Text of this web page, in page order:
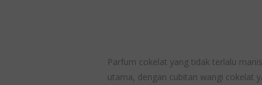
Parfum cokelat yang tidak terlalu
utama, dengan cubitan wangi cokelat